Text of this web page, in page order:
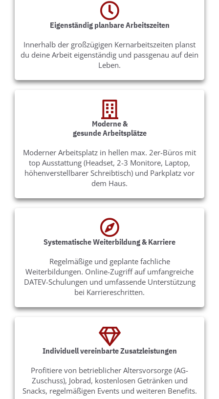
Eigenständig planbare Arbeitszeiten
Innerhalb der großzügigen Kernarbeitszeiten planst
du deine Arbeit eigenständig und passgenau auf dein
Leben.
Moderne &
gesunde Arbeitsplätze
Moderner Arbeitsplatz in hellen max. 2er-Büros mit
top Ausstattung (Headset, 2-3 Monitore, Laptop,
höhenverstellbarer Schreibtisch) und Parkplatz vor
dem Haus.
Systematische Weiterbildung & Karriere​
Regelmäßige und geplante fachliche
Weiterbildungen. Online-Zugriff auf umfangreiche
DATEV-Schulungen und umfassende Unterstützung
bei Karriereschritten.
Individuell vereinbarte Zusatzleistungen
Profitiere von betrieblicher Altersvorsorge (AG-
Zuschuss), Jobrad, kostenlosen Getränken und
Snacks, regelmäßigen Events und weiteren Benefits.